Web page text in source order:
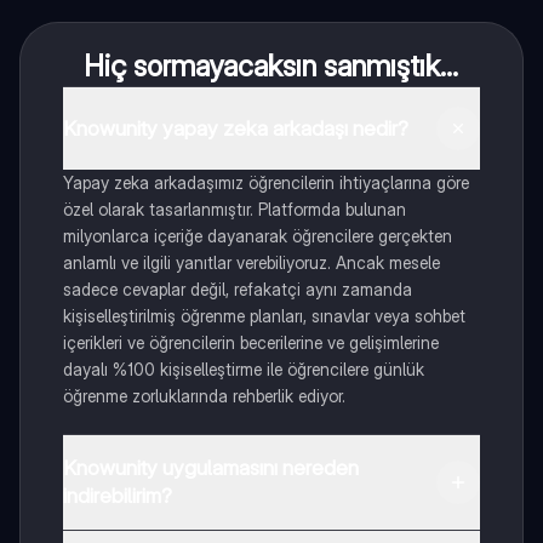
Hiç sormayacaksın sanmıştık...
Yapay zeka arkadaşımız öğrencilerin ihtiyaçlarına göre
özel olarak tasarlanmıştır. Platformda bulunan
milyonlarca içeriğe dayanarak öğrencilere gerçekten
anlamlı ve ilgili yanıtlar verebiliyoruz. Ancak mesele
sadece cevaplar değil, refakatçi aynı zamanda
kişiselleştirilmiş öğrenme planları, sınavlar veya sohbet
içerikleri ve öğrencilerin becerilerine ve gelişimlerine
dayalı %100 kişiselleştirme ile öğrencilere günlük
öğrenme zorluklarında rehberlik ediyor.